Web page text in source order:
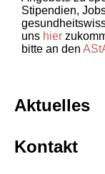
Stipendien,
uns hier
bitte an den
Aktuelles
Kontakt